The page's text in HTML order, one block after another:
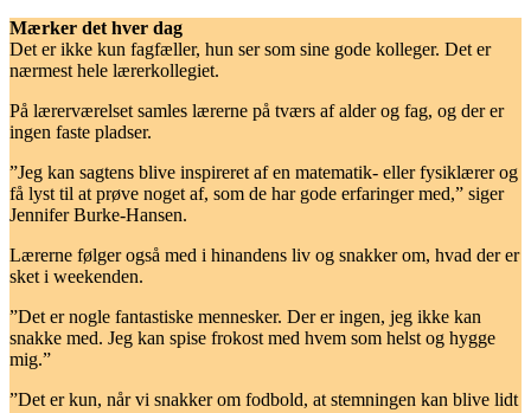
Mærker det hver dag
Det er ikke kun fagfæller, hun ser som sine gode kolleger. Det er
nærmest hele lærerkollegiet.
På lærerværelset samles lærerne på tværs af alder og fag, og der er
ingen faste pladser.
”Jeg kan sagtens blive inspireret af en matematik- eller fysiklærer og
få lyst til at prøve noget af, som de har gode erfaringer med,” siger
Jennifer Burke-Hansen.
Lærerne følger også med i hinandens liv og snakker om, hvad der er
sket i weekenden.
”Det er nogle fantastiske mennesker. Der er ingen, jeg ikke kan
snakke med. Jeg kan spise frokost med hvem som helst og hygge
mig.”
”Det er kun, når vi snakker om fodbold, at stemningen kan blive lidt